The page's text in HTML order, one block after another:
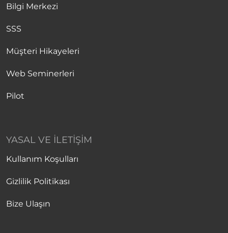
Bilgi Merkezi
SSS
Müşteri Hikayeleri
Web Seminerleri
Pilot
YASAL VE İLETIŞIM
Kullanım Koşulları
Gizlilik Politikası
Bize Ulaşın